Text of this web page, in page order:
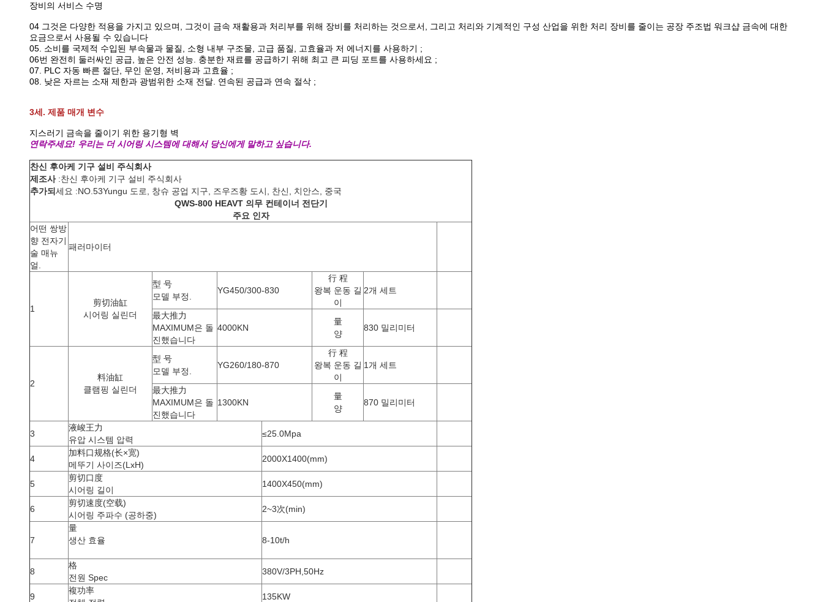
장비의 서비스 수명
04 그것은 다양한 적용을 가지고 있으며, 그것이 금속 재활용과 처리부를 위해 장비를 처리하는 것으로서, 그리고 처리와 기계적인 구성 산업을 위한 처리 장비를 줄이는 공장 주조법 워크샵 금속에 대한
요금으로서 사용될 수 있습니다
05. 소비를 국제적 수입된 부속물과 물질, 소형 내부 구조물, 고급 품질, 고효율과 저 에너지를 사용하기 ;
06번 완전히 둘러싸인 공급, 높은 안전 성능. 충분한 재료를 공급하기 위해 최고 큰 피딩 포트를 사용하세요 ;
07. PLC 자동 빠른 절단, 무인 운영, 저비용과 고효율 ;
08. 낮은 자르는 소재 제한과 광범위한 소재 전달. 연속된 공급과 연속 절삭 ;
3세. 제품 매개 변수
지스러기 금속을 줄이기 위한 용기형 벽
연락주세요! 우리는 더 시어링 시스템에 대해서 당신에게 말하고 싶습니다.
찬신 후아케 기구 설비 주식회사
제조사:찬신 후아케 기구 설비 주식회사
추가되세요 :NO.53Yungu 도로, 창슈 공업 지구, 즈우즈황 도시, 찬신, 치안스, 중국
QWS-800 HEAVT 의무 컨테이너 전단기
주요 인자
어떤 쌍방
향 전자기
술 매뉴
얼.
패러마이터
1
剪切油缸
시어링 실린더
型 号
모델 부정.
YG450/300-830
行 程
왕복 운동 길
이
2개 세트
最大推力
MAXIMUM은 돌
진했습니다
4000KN
量
양
830 밀리미터
2
料油缸
클램핑 실린더
型 号
모델 부정.
YG260/180-870
行 程
왕복 운동 길
이
1개 세트
最大推力
MAXIMUM은 돌
진했습니다
1300KN
量
양
870 밀리미터
3
液峻王力
유압 시스템 압력
≤25.0Mpa
4
加料口规格(长×宽)
메뚜기 사이즈(LxH)
2000X1400(mm)
5
剪切口度
시어링 길이
1400X450(mm)
6
剪切速度(空载)
시어링 주파수 (공하중)
2~3次(min)
7
量
생산 효율
8-10t/h
8
格
전원 Spec
380V/3PH,50Hz
9
複功率
135KW